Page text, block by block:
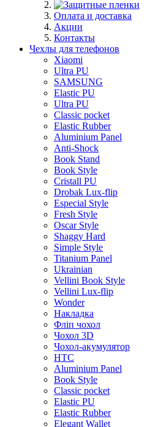
Оплата и доставка
Акции
Контакты
Чехлы для телефонов
Xiaomi
Ultra PU
SAMSUNG
Elastic PU
Ultra PU
Classic pocket
Elastic Rubber
Aluminium Panel
Anti-Shock
Book Stand
Book Style
Cristall PU
Drobak Lux-flip
Especial Style
Fresh Style
Oscar Style
Shaggy Hard
Simple Style
Titanium Panel
Ukrainian
Vellini Book Style
Vellini Lux-flip
Wonder
Накладка
Фліп чохол
Чохол 3D
Чохол-акумулятор
HTC
Aluminium Panel
Book Style
Classic pocket
Elastic PU
Elastic Rubber
Elegant Wallet